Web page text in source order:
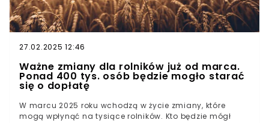
27.02.2025 12:46
Ważne zmiany dla rolników już od marca.
Ponad 400 tys. osób będzie mogło starać
się o dopłatę
W marcu 2025 roku wchodzą w życie zmiany, które
mogą wpłynąć na tysiące rolników. Kto będzie mógł